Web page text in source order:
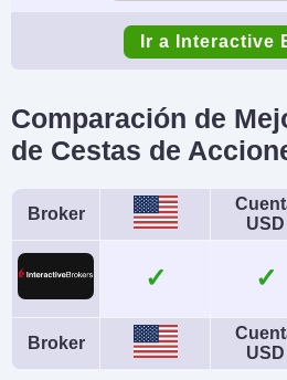
Cuenta Demo
Yes
$100
Ir a Interactive
Comparación de
de Cestas de
Broker
USD
✓
Broker
USD